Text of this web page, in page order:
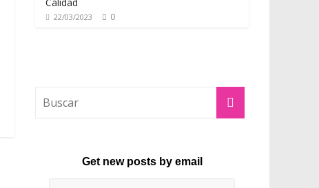
22/03/2023 0
Get new posts by email